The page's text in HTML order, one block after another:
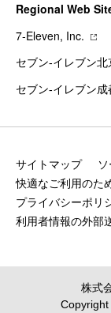
Regional Web
7‐Eleven, Inc.
セブン‐イレブン
セブン‐イレブン成
サイトマップ
快適なご利用のた
プライバシーポリ
利用者情報の外部
株式
Copyright